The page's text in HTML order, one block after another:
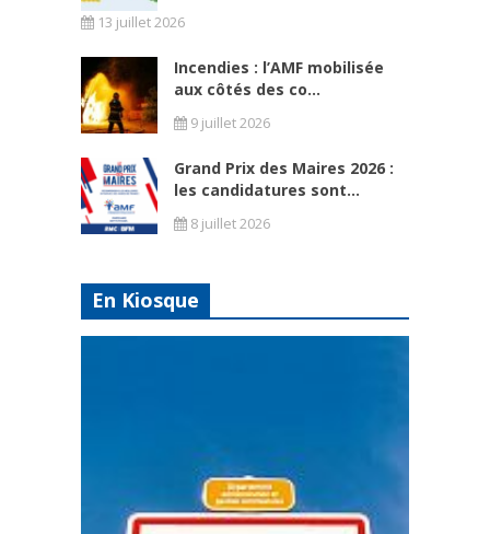
13 juillet 2026
Incendies : l’AMF mobilisée
aux côtés des co...
9 juillet 2026
Grand Prix des Maires 2026 :
les candidatures sont...
8 juillet 2026
En Kiosque